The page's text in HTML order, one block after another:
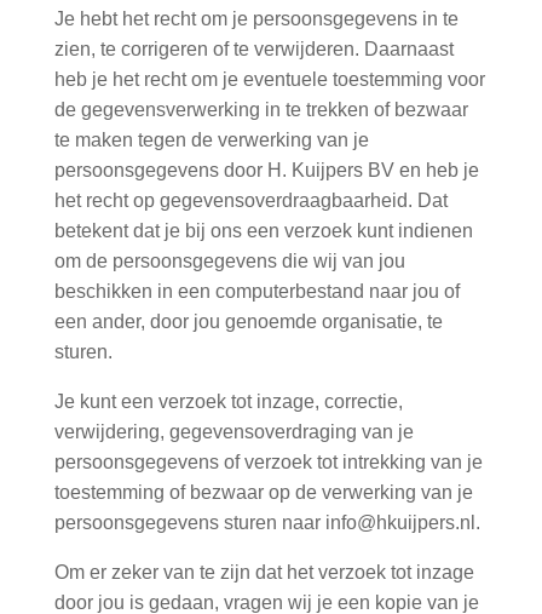
Je hebt het recht om je persoonsgegevens in te
zien, te corrigeren of te verwijderen. Daarnaast
heb je het recht om je eventuele toestemming voor
de gegevensverwerking in te trekken of bezwaar
te maken tegen de verwerking van je
persoonsgegevens door H. Kuijpers BV en heb je
het recht op gegevensoverdraagbaarheid. Dat
betekent dat je bij ons een verzoek kunt indienen
om de persoonsgegevens die wij van jou
beschikken in een computerbestand naar jou of
een ander, door jou genoemde organisatie, te
sturen.
Je kunt een verzoek tot inzage, correctie,
verwijdering, gegevensoverdraging van je
persoonsgegevens of verzoek tot intrekking van je
toestemming of bezwaar op de verwerking van je
persoonsgegevens sturen naar info@hkuijpers.nl.
Om er zeker van te zijn dat het verzoek tot inzage
door jou is gedaan, vragen wij je een kopie van je